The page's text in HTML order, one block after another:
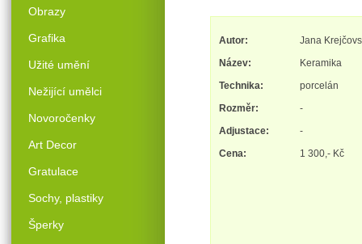
Obrazy
Grafika
Užité umění
Nežijící umělci
Novoročenky
Art Decor
Gratulace
Sochy, plastiky
Šperky
Autor:
Jana
Název:
Keramika
Technika:
porcelán
Rozměr:
-
Adjustace:
-
Cena:
1 300,- Kč